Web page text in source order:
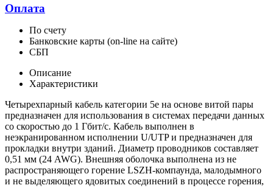
Оплата
По счету
Банковские карты (on-line на сайте)
СБП
Описание
Характеристики
Четырехпарный кабель категории 5e на основе витой пары
предназначен для использования в системах передачи данных
со скоростью до 1 Гбит/c. Кабель выполнен в
неэкранированном исполнении U/UTP и предназначен для
прокладки внутри зданий. Диаметр проводников составляет
0,51 мм (24 AWG). Внешняя оболочка выполнена из не
распространяющего горение LSZH-компаунда, малодымного
и не выделяющего ядовитых соединений в процессе горения,